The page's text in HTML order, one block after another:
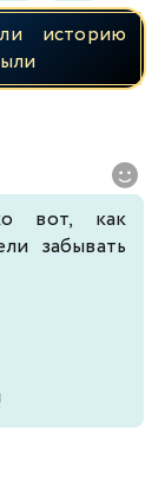
историю
вот, как
забывать